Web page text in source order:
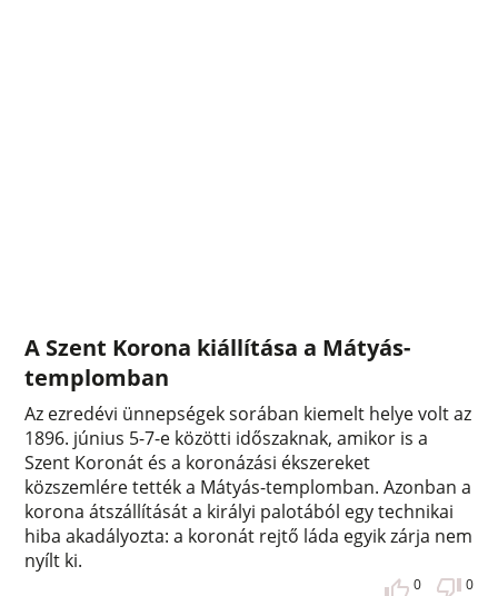
A Szent Korona kiállítása a Mátyás-
templomban
Az ezredévi ünnepségek sorában kiemelt helye volt az
1896. június 5-7-e közötti időszaknak, amikor is a
Szent Koronát és a koronázási ékszereket
közszemlére tették a Mátyás-templomban. Azonban a
korona átszállítását a királyi palotából egy technikai
hiba akadályozta: a koronát rejtő láda egyik zárja nem
nyílt ki.
0 0